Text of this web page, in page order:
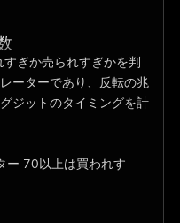
ぎか売られすぎかを判
ーターであり、反転の兆
ジットのタイミングを計
ー 70以上は買われす